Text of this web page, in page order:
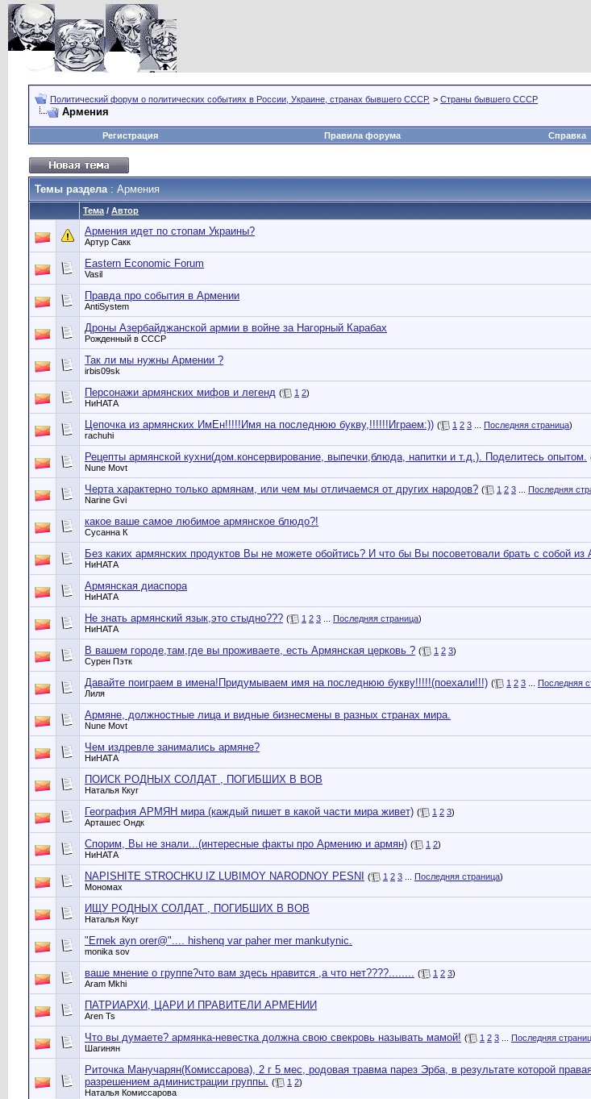
Политический форум о политических событиях в России, Украине, странах бывшего СССР. > Страны бывшего СССР
Армения
Регистрация Правила форума Справка
Темы раздела: Армения
Тема / Автор
Армения идет по стопам Украины?
Артур Сакк
Eastern Economic Forum
Vasil
Правда про события в Армении
AntiSystem
Дроны Азербайджанской армии в войне за Нагорный Карабах
Рожденный в СССР
Так ли мы нужны Армении ?
irbis09sk
Персонажи армянских мифов и легенд ( 1 2)
НиНАТА
Цепочка из армянских ИмЕн!!!!!Имя на последнюю букву,!!!!!!Играем:)) ( 1 2 3 Последняя страница)
rachuhi
Рецепты армянской кухни(дом.консервирование, выпечки,блюда, напитки и т.д.). Поделитесь опытом.
Nune Movt
Черта характерно только армянам, или чем мы отличаемся от других народов? ( 1 2 3 Последняя
Narine Gvi
какое ваше самое любимое армянское блюдо?!
Сусанна К
Без каких армянских продуктов Вы не можете обойтись? И что бы Вы посоветовали брать с собой из
НиНАТА
Армянская диаспора
НиНАТА
Не знать армянский язык,это стыдно??? ( 1 2 3 Последняя страница)
НиНАТА
В вашем городе,там,где вы проживаете, есть Армянская церковь ? ( 1 2 3)
Сурен Пэтк
Давайте поиграем в имена!Придумываем имя на последнюю букву!!!!!(поехали!!!) ( 1 2 3 Последняя
Лиля
Армяне, должностные лица и видные бизнесмены в разных странах мира.
Nune Movt
Чем издревле занимались армяне?
НиНАТА
ПОИСК РОДНЫХ СОЛДАТ , ПОГИБШИХ В ВОВ
Наталья Ккуг
География АРМЯН мира (каждый пишет в какой части мира живет) ( 1 2 3)
Арташес Ондк
Спорим, Вы не знали...(интересные факты про Армению и армян) ( 1 2)
НиНАТА
NAPISHITE STROCHKU IZ LUBIMOY NARODNOY PESNI ( 1 2 3 Последняя страница)
Мономах
ИЩУ РОДНЫХ СОЛДАТ , ПОГИБШИХ В ВОВ
Наталья Ккуг
"Ernek ayn orer@".... hishenq var paher mer mankutynic.
monika sov
ваше мнение о группе?что вам здесь нравится ,а что нет????........ ( 1 2 3)
Aram Mkhi
ПАТРИАРХИ, ЦАРИ И ПРАВИТЕЛИ АРМЕНИИ
Aren Ts
Что вы думаете? армянка-невестка должна свою свекровь называть мамой! ( 1 2 3 Последняя
Шагинян
Риточка Манучарян(Комиссарова), 2 г 5 мес, родовая травма парез Эрба, в результате которой
разрешением администрации группы. ( 1 2)
Наталья Комиссарова